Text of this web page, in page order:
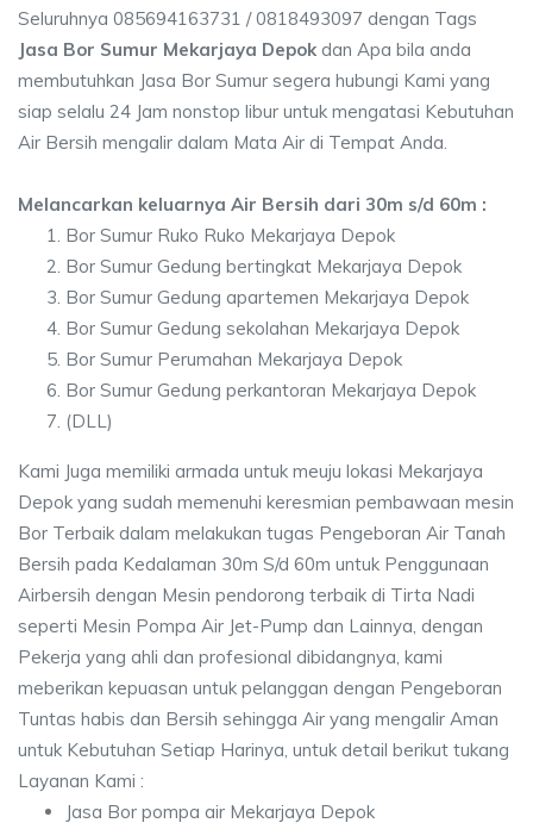
Seluruhnya 085694163731 / 0818493097 dengan Tags
Jasa Bor Sumur Mekarjaya Depok dan Apa bila anda
membutuhkan Jasa Bor Sumur segera hubungi Kami yang
siap selalu 24 Jam nonstop libur untuk mengatasi Kebutuhan
Air Bersih mengalir dalam Mata Air di Tempat Anda.
Melancarkan keluarnya Air Bersih dari 30m s/d 60m :
Bor Sumur Ruko Ruko Mekarjaya Depok
Bor Sumur Gedung bertingkat Mekarjaya Depok
Bor Sumur Gedung apartemen Mekarjaya Depok
Bor Sumur Gedung sekolahan Mekarjaya Depok
Bor Sumur Perumahan Mekarjaya Depok
Bor Sumur Gedung perkantoran Mekarjaya Depok
(DLL)
Kami Juga memiliki armada untuk meuju lokasi Mekarjaya
Depok yang sudah memenuhi keresmian pembawaan mesin
Bor Terbaik dalam melakukan tugas Pengeboran Air Tanah
Bersih pada Kedalaman 30m S/d 60m untuk Penggunaan
Airbersih dengan Mesin pendorong terbaik di Tirta Nadi
seperti Mesin Pompa Air Jet-Pump dan Lainnya, dengan
Pekerja yang ahli dan profesional dibidangnya, kami
meberikan kepuasan untuk pelanggan dengan Pengeboran
Tuntas habis dan Bersih sehingga Air yang mengalir Aman
untuk Kebutuhan Setiap Harinya, untuk detail berikut tukang
Layanan Kami :
Jasa Bor pompa air Mekarjaya Depok